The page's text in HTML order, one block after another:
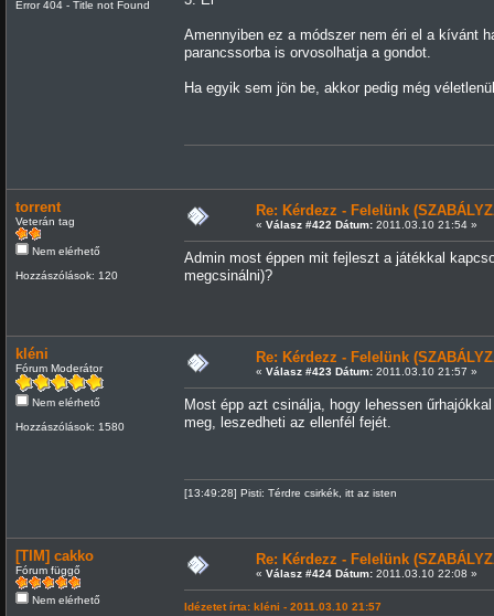
Error 404 - Title not Found
Amennyiben ez a módszer nem éri el a kívánt
parancssorba is orvosolhatja a gondot.
Ha egyik sem jön be, akkor pedig még
torrent
Veterán tag
Nem elérhető
Hozzászólások: 120
Re: Kérdezz - Felelünk
« Válasz #422 Dátum:2011.03.10 21:54 »
Admin most éppen mit fejleszt a játékkal
megcsinálni)?
kléni
Fórum Moderátor
Nem elérhető
Hozzászólások: 1580
Re: Kérdezz - Felelünk
« Válasz #423 Dátum:2011.03.10 21:57 »
Most épp azt csinálja, hogy lehessen
meg, leszedheti az ellenfél fejét.
[13:49:28] Pisti: Térdre csirkék, itt az isten
[TIM] cakko
Fórum függő
Nem elérhető
Re: Kérdezz - Felelünk
« Válasz #424 Dátum:2011.03.10 22:08 »
Idézetet írta: kléni - 2011.03.10 21:57